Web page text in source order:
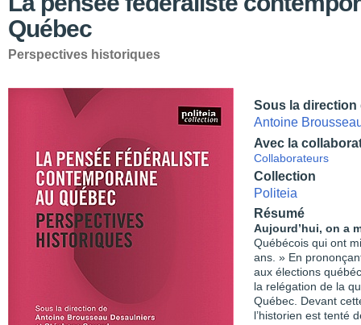
Québec
Perspectives historiques
Sous la direction
Antoine
Avec la
Collaborateurs
Collection
Politeia
Résumé
Aujourd’hui, on a
Québécois qui ont
ans. » En
aux élections
la relégation de la
Québec. Devant
l’historien est tenté